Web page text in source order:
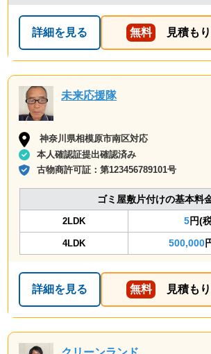
た。 前日当日の急な依頼にも柔軟に丁寧
さり、ありがたかったので満点にしまし
詳細を見る 無料 見積もり
未来応援隊
神奈川県相模原市南区対応
本人確認証提出確認済み
古物商許可証：第123456789101号
ゴミ屋敷片付けの基本料
2LDK 5円(
4LDK 500,000
詳細を見る 無料 見積もり